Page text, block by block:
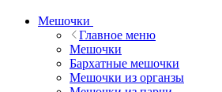
Мешочки
Главное меню
Мешочки
Бархатные мешочки
Мешочки из органзы